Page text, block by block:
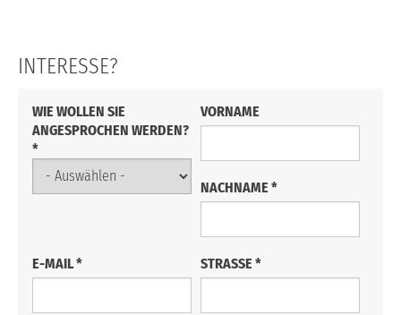
INTERESSE?
WIE WOLLEN SIE
ANGESPROCHEN WERDEN?
*
VORNAME
NACHNAME *
E-MAIL* STRASSE *